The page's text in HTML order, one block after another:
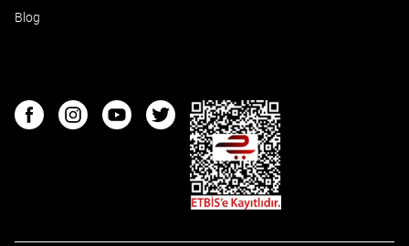
Blog
FacebookInstagramYoutubeTwitter
ETBIS